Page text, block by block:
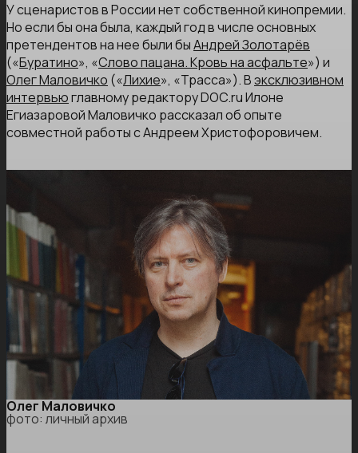
У сценаристов в России нет собственной кинопремии.
Но если бы она была, каждый год в числе основных
претендентов на нее были быАндрей Золотарёв
(«Буратино», «Слово пацана. Кровь на асфальте») и
Олег Маловичко («Лихие», «Трасса»). Вэксклюзивном
интервьюглавному редакторуDOC.ruИлоне
Егиазаровой Маловичко рассказал об опыте
совместной работы с Андреем Христофоровичем.
Олег Маловичко
фото: личный архив